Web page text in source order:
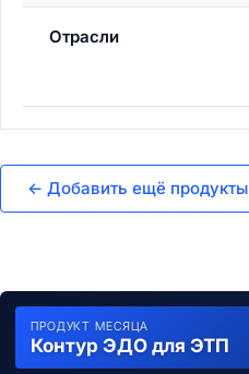
Отрасли
← Добавить ещё продукты
ПРОДУКТ МЕСЯЦА
Контур ЭДО для ЭТП